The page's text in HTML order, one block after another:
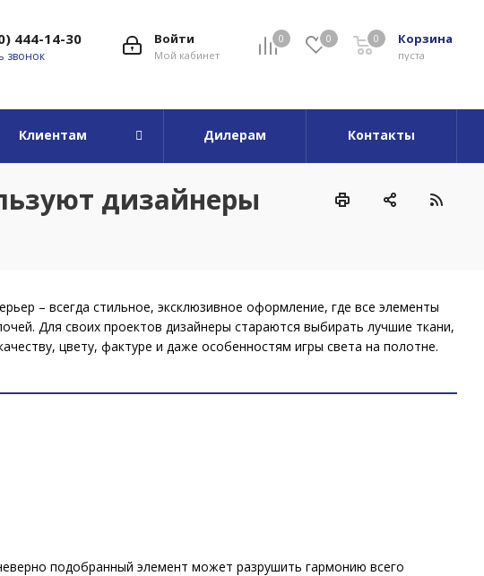
0 0 Корзина
пуста
0
Войти
Мой кабинет
444-14-30
звонок
Клиентам Дилерам Контакты
дизайнеры
– всегда стильное, эксклюзивное оформление, где все элементы
Для своих проектов дизайнеры стараются выбирать лучшие ткани,
цвету, фактуре и даже особенностям игры света на полотне.
подобранный элемент может разрушить гармонию всего